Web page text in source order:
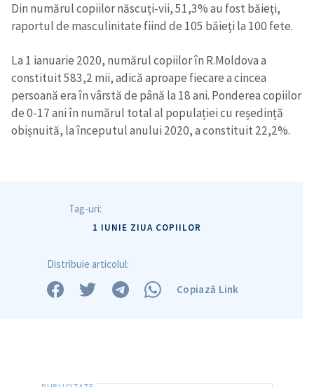
Din numărul copiilor născuți-vii, 51,3% au fost băieţi,
raportul de masculinitate fiind de 105 băieţi la 100 fete.
La 1 ianuarie 2020, numărul copiilor în R.Moldova a
constituit 583,2 mii, adică aproape fiecare a cincea
persoană era în vârstă de până la 18 ani. Ponderea copiilor
de 0-17 ani în numărul total al populației cu reședință
obișnuită, la începutul anului 2020, a constituit 22,2%.
Tag-uri:
1 IUNIE ZIUA COPIILOR
Distribuie articolul:
Copiază Link